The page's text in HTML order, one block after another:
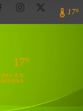
17º
17º
EN